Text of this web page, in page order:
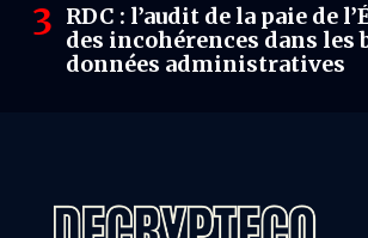
RDC : l’audit de la paie de
des incohérences dans les
données administratives